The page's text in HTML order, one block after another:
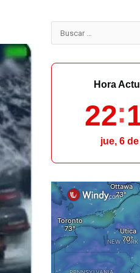
Buscar:
Hora
22
jue, 6